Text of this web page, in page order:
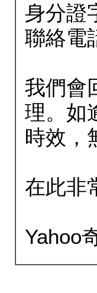
身分證
聯絡電
我們會
理。如
時效，
在此非
Yahoo